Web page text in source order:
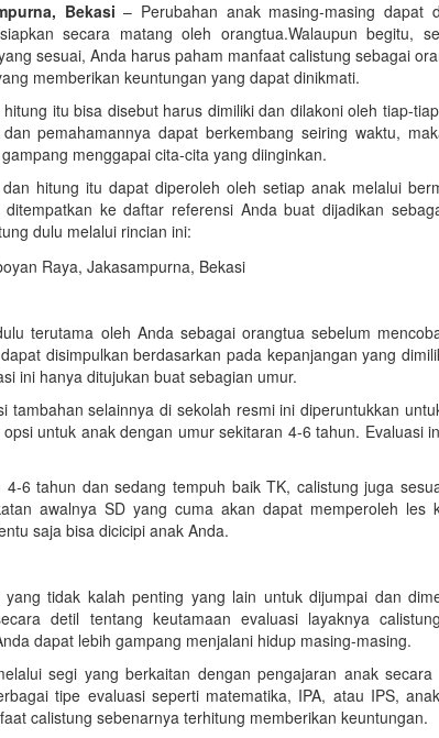
Bekasi – Perubahan anak masing-masing dapat
secara matang oleh orangtua.Walaupun begitu,
sesuai, Anda harus paham manfaat calistung sebagai
memberikan keuntungan yang dapat dinikmati.
itu bisa disebut harus dimiliki dan dilakoni oleh tiap-
pemahamannya dapat berkembang seiring waktu,
menggapai cita-cita yang diinginkan.
hitung itu dapat diperoleh oleh setiap anak melalui
ke daftar referensi Anda buat dijadikan
dulu melalui rincian ini:
terutama oleh Anda sebagai orangtua sebelum
disimpulkan berdasarkan pada kepanjangan yang
ini hanya ditujukan buat sebagian umur.
selainnya di sekolah resmi ini diperuntukkan
untuk anak dengan umur sekitaran 4-6 tahun. Evaluasi
6 tahun dan sedang tempuh baik TK, calistung juga
awalnya SD yang cuma akan dapat memperoleh les
saja bisa dicicipi anak Anda.
tidak kalah penting yang lain untuk dijumpai dan
detil tentang keutamaan evaluasi layaknya
dapat lebih gampang menjalani hidup masing-masing.
segi yang berkaitan dengan pengajaran anak secara
tipe evaluasi seperti matematika, IPA, atau IPS,
calistung sebenarnya terhitung memberikan keuntungan.